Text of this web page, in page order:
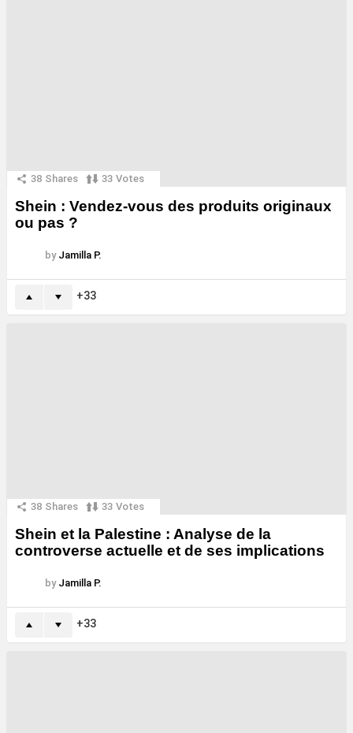
38 Shares 33 Votes
Shein : Vendez-vous des produits originaux
ou pas ?
by Jamilla P.
33
38 Shares 33 Votes
Shein et la Palestine : Analyse de la
controverse actuelle et de ses implications
by Jamilla P.
33